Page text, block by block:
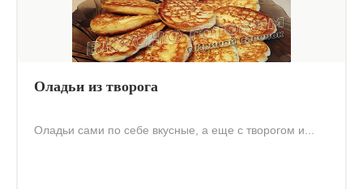
Оладьи из творога
Оладьи сами по себе вкусные, а еще с творогом и...